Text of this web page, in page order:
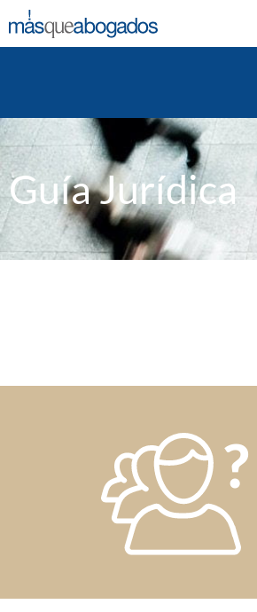
Guía Jurídica